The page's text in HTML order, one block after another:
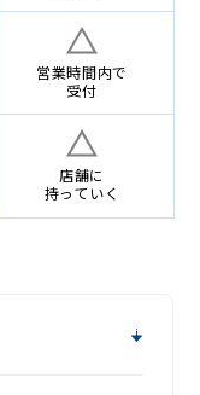
営業時間内で
受付
店舗に
持っていく